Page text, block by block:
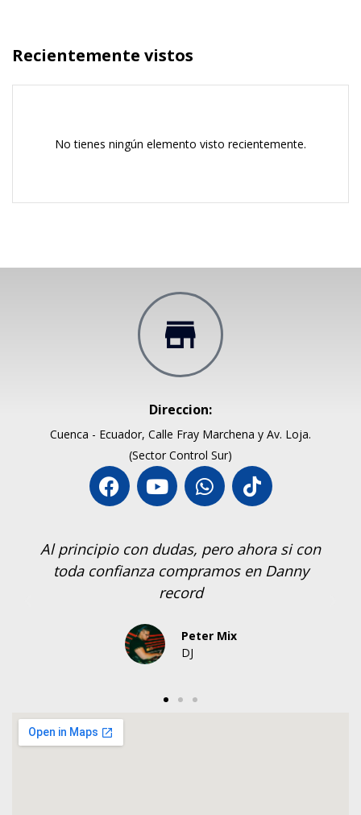
Recientemente vistos
No tienes ningún elemento visto recientemente.
Direccion:
Cuenca - Ecuador, Calle Fray Marchena y Av. Loja.
(Sector Control Sur)
Al principio con dudas, pero ahora si con
toda confianza compramos en Danny
record
Peter Mix
DJ